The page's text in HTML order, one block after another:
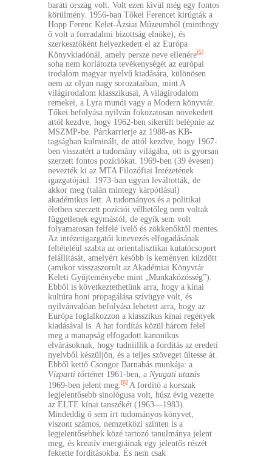
baráti ország volt. Volt ezen kívül még egy fontos
körülmény. 1956-ban Tőkei Ferencet kirúgták a
Hopp Ferenc Kelet-Ázsiai Múzeumból (minthogy
ő volt a forradalmi bizottság elnöke), és
szerkesztőként helyezkedett el az Európa
Könyvkiadónál, amely persze neve ellenére[5]
soha nem korlátozta tevékenységét az európai
irodalom magyar nyelvű kiadására, különösen
nem az olyan nagy sorozataiban, mint A
világirodalom klasszikusai, A világirodalom
remekei, a Lyra mundi vagy a Modern könyvtár.
Tőkei befolyása nyilván fokozatosan növekedett
attól kezdve, hogy 1962-ben sikerült belépnie az
MSZMP-be. Pártkarrierje az 1988-as KB-
tagságban kulminált, de attól kezdve, hogy 1967-
ben visszatért a tudomány világába, ott is gyorsan
szerzett fontos pozíciókat. 1969-ben (39 évesen)
nevezték ki az MTA Filozófiai Intézetének
igazgatójául. 1973-ban ugyan leváltották, de
akkor meg (talán mintegy kárpótlásul)
akadémikus lett. A tudományos és a politikai
életben szerzett pozíciói vélhetőleg nem voltak
függetlenek egymástól, de egyik sem volt
folyamatosan felfelé ívelő és zökkenőktől mentes.
Az intézetigazgatói kinevezés elfogadásának
feltételéül szabta az orientalisztikai kutatócsoport
felállítását, amelyért később is keményen küzdött
(amikor visszaszorult az Akadémiai Könyvtár
Keleti Gyűjteményébe mint „Munkaközösség”).
Ebből is következtethetünk arra, hogy a kínai
kultúra honi propagálása szívügye volt, és
nyilvánvalóan befolyása lehetett arra, hogy az
Európa foglalkozzon a klasszikus kínai regények
kiadásával is. A hat fordítás közül három felel
meg a manapság elfogadott kanonikus
elvárásoknak, hogy tudniillik a fordítás az eredeti
nyelvből készüljön, és a teljes szöveget ültesse át.
Ebből kettő Csongor Barnabás munkája: a
Vízparti történet 1961-ben, a Nyugati utazás
1969-ben jelent meg. [6] A fordító a korszak
legjelentősebb sinológusa volt, húsz évig vezette
az ELTE kínai tanszékét (1963—1983).
Mindeddig ő sem írt tudományos könyvet,
viszont számos, nemzetközi szinten is a
legjelentősebbek közé tartozó tanulmánya jelent
meg, és kreatív energiáinak egy jelentős részét
fektette fordításokba. És nem csak